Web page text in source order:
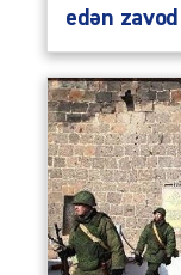
edən zavod